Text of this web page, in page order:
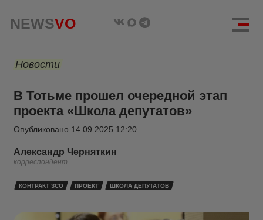
NEWSVO
Новости
В Тотьме прошел очередной этап
проекта «Школа депутатов»
Опубликовано 14.09.2025 12:20
Александр Черняткин
корреспондент
КОНТРАКТ ЗСО ПРОЕКТ ШКОЛА ДЕПУТАТОВ